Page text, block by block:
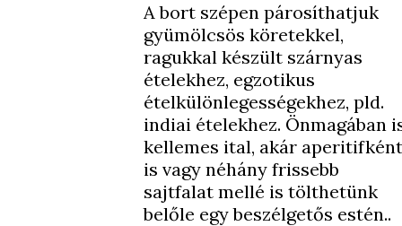
A bort szépen párosíthatjuk
gyümölcsös köretekkel,
ragukkal készült szárnyas
ételekhez, egzotikus
ételkülönlegességekhez, pld.
indiai ételekhez. Önmagában
kellemes ital, akár aperitifként
is vagy néhány frissebb
sajtfalat mellé is tölthetünk
belőle egy beszélgetős estén..